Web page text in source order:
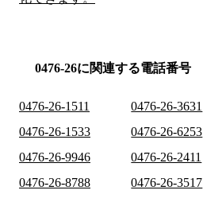
0476-26に関連する電話番号
0476-26-1511 0476-26-3631
0476-26-1533
0476-26-6253
0476-26-9946
0476-26-2411
0476-26-8788
0476-26-3517